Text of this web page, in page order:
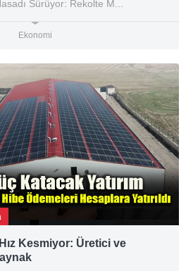
Sürüyor: Rekolte M...
Ekonomi
Kesmiyor: Üretici ve